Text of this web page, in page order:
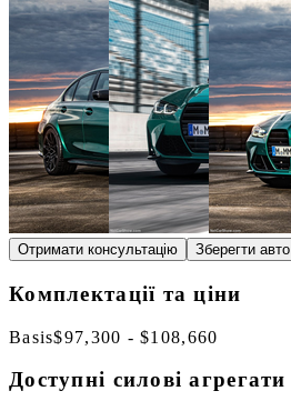
Отримати консультацію Зберегти авто
Комплектації та ціни
Basis$97,300 - $108,660
Доступні силові агрегати